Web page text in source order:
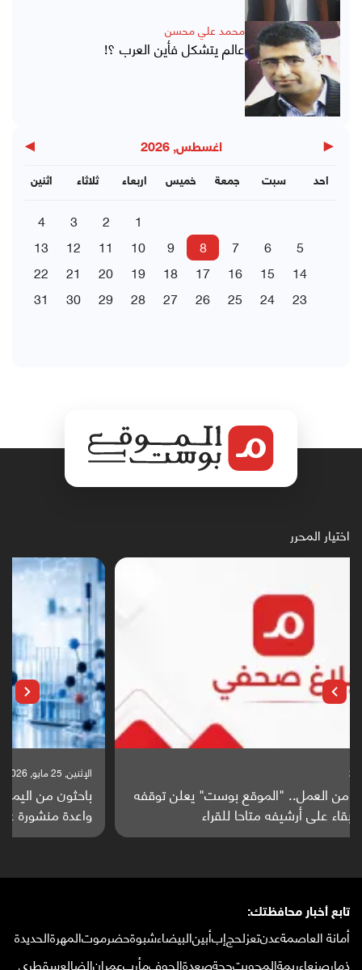
محمد علي محسن
عالم يتشكل فأين العرب ؟!
◀ اغسطس, 2026 ▶
اثنين ثلاثاء اربعاء خميس جمعة سبت احد
1
2
3
4
5
6
7
8
9
10
11
12
13
14
15
16
17
18
19
20
21
22
23
24
25
26
27
28
29
30
31
اختيار المحرر
باحثون من اليمن يدخلون سباق أبحاث ألزهايمر بدراسة
واعدة منشورة عالميا (ترجمة)
تابع أخبار محافظتك:
أمانة العاصمةعدنتعزلحجإبأبينالبيضاءشبوةحضرموتالمهرةالحديدة
ذمارصنعاءريمةالمحويتحجةصعدةالجوفمأربعمرانالضالعسقطرى